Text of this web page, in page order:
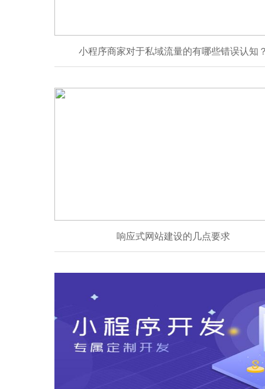
小程序商家对于私域流量的有哪些错误认知
响应式网站建设的几点要求